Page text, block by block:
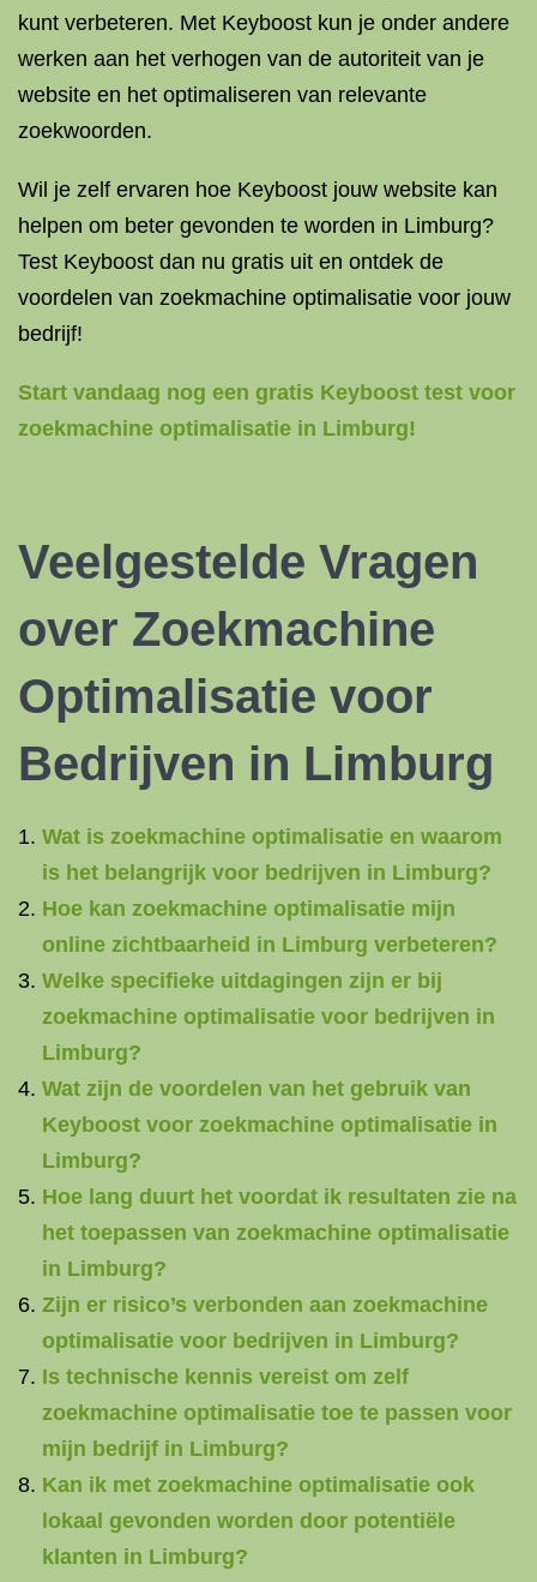
kunt verbeteren. Met Keyboost kun je onder andere
werken aan het verhogen van de autoriteit van je
website en het optimaliseren van relevante
zoekwoorden.
Wil je zelf ervaren hoe Keyboost jouw website kan
helpen om beter gevonden te worden in Limburg?
Test Keyboost dan nu gratis uit en ontdek de
voordelen van zoekmachine optimalisatie voor jouw
bedrijf!
Start vandaag nog een gratis Keyboost test voor
zoekmachine optimalisatie in Limburg!
Veelgestelde Vragen
over Zoekmachine
Optimalisatie voor
Bedrijven in Limburg
Wat is zoekmachine optimalisatie en waarom
is het belangrijk voor bedrijven in Limburg?
Hoe kan zoekmachine optimalisatie mijn
online zichtbaarheid in Limburg verbeteren?
Welke specifieke uitdagingen zijn er bij
zoekmachine optimalisatie voor bedrijven in
Limburg?
Wat zijn de voordelen van het gebruik van
Keyboost voor zoekmachine optimalisatie in
Limburg?
Hoe lang duurt het voordat ik resultaten zie na
het toepassen van zoekmachine optimalisatie
in Limburg?
Zijn er risico’s verbonden aan zoekmachine
optimalisatie voor bedrijven in Limburg?
Is technische kennis vereist om zelf
zoekmachine optimalisatie toe te passen voor
mijn bedrijf in Limburg?
Kan ik met zoekmachine optimalisatie ook
lokaal gevonden worden door potentiële
klanten in Limburg?